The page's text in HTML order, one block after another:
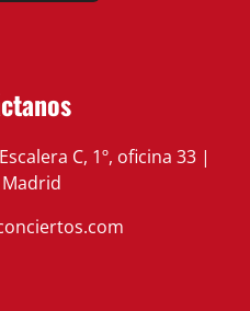
C, 1º, oficina 33 |